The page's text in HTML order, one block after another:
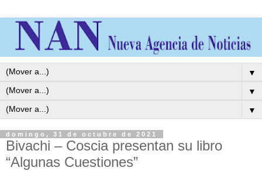
▼
▼
▼
domingo, 31 de octubre de 2021
Bivachi – Coscia presentan su libro
“Algunas Cuestiones”